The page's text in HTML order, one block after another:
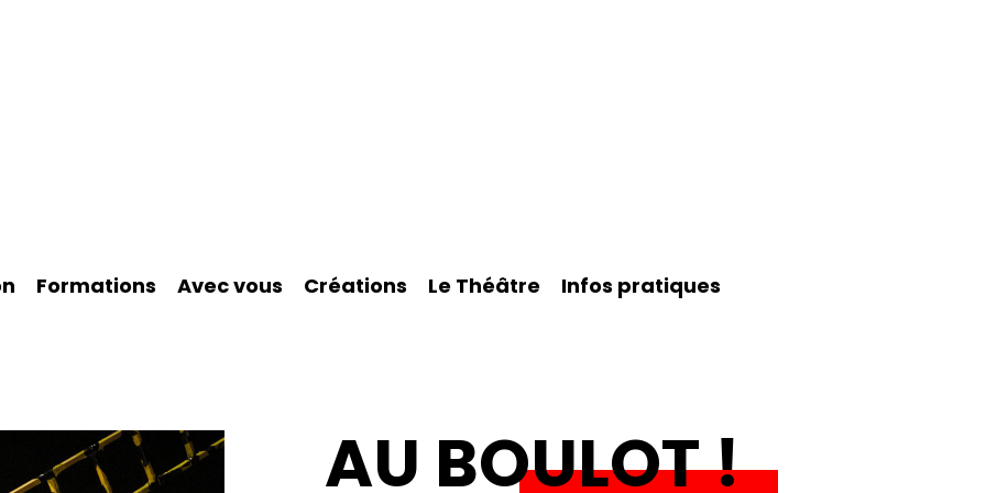
Formations Avec vous Créations Le Théâtre Infos pratiques
AU BOULOT !